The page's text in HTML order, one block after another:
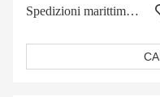
Spedizioni marittime e aeree dalla Cina agli Stati Uniti